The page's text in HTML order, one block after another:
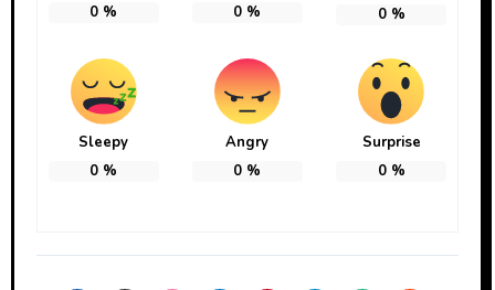
0 %
0 %
0%
Sleepy
0 %
Angry
0 %
Surprise
0%